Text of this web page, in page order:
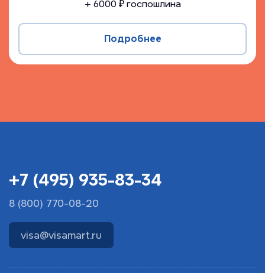
+ 6000₽ госпошлина
Подробнее
+7 (495) 935-83-34
8 (800) 770-08-20
visa@visamart.ru